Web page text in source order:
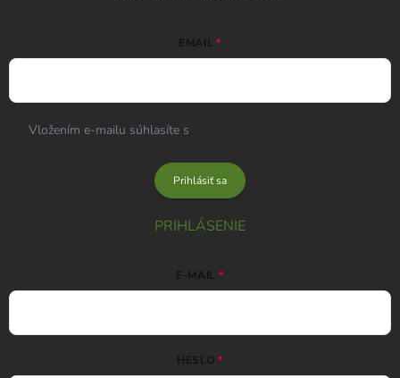
EMAIL
Vložením e-mailu súhlasíte s
Prihlásiť sa
PRIHLÁSENIE
E-MAIL
HESLO